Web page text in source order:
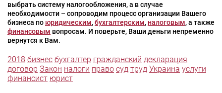
выбрать систему налогообложения, а в случае
необходимости – сопроводим процесс организации Вашего
бизнеса по юридическим,бухгалтерским, налоговым, а также
финансовым вопросам. И поверьте, Ваши деньги непременно
вернутся к Вам.
2018 бизнес бухгалтер гражданский декларация
договор Закон налоги право суд труд Украина услуги
финансист юрист